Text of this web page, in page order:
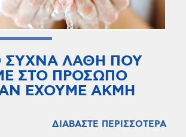
ΣΥΧΝΑ ΛΑΘΗ ΠΟΥ
ΣΤΟ ΠΡΟΣΩΠΟ
ΕΧΟΥΜΕ ΑΚΜΗ
ΔΙΑΒΑΣΤΕ ΠΕΡΙΣΣΟΤΕΡΑ